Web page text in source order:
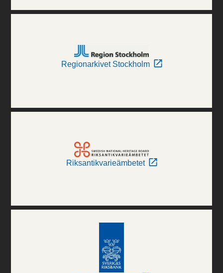
Regionarkivet Stockholm
Riksantikvarieämbetet